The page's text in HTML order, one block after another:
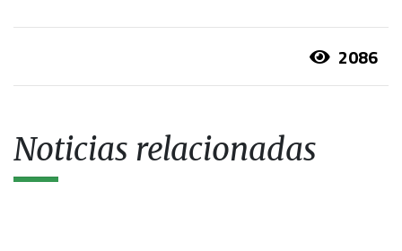
2086
Noticias relacionadas